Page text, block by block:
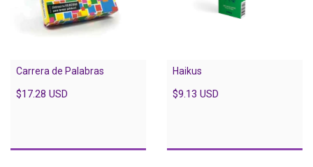
Carrera de Palabras
$17.28 USD
Haikus
$9.13 USD